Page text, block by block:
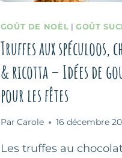
GOÛT DE NOËL |GOÛT
Truffes aux spéculoos,
& ricotta – Idées de
pour les fêtes
Par Carole 16 décembre
Les truffes au